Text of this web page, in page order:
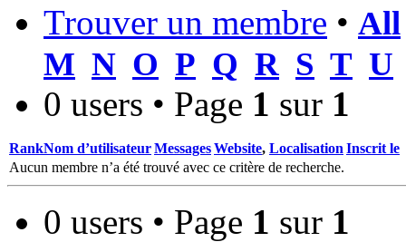
Trouver un membre • All
M N O P Q R S T U
0 users • Page 1 sur 1
RankNom d’utilisateurMessagesWebsite, Localisation Inscrit le
Aucun membre n’a été trouvé avec ce critère de recherche.
0 users • Page 1 sur 1